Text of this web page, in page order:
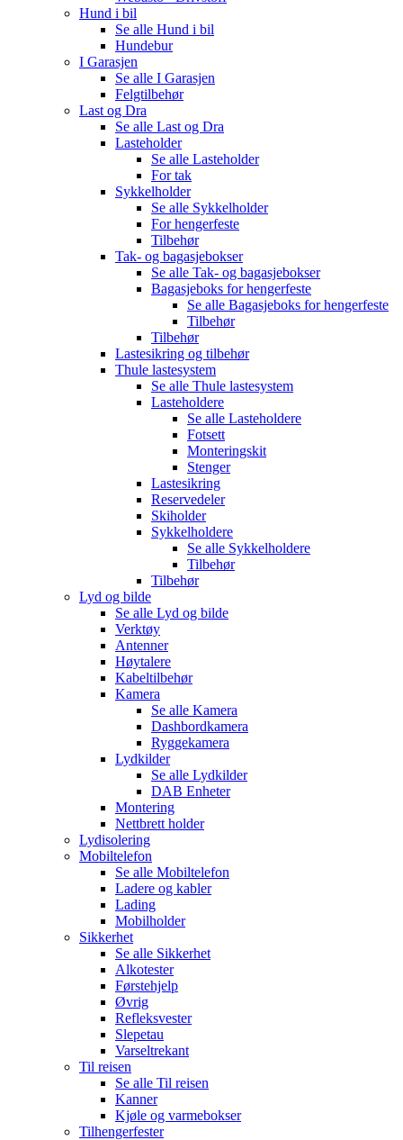
Hund i bil
Se alle Hund i bil
Hundebur
I Garasjen
Se alle I Garasjen
Felgtilbehør
Last og Dra
Se alle Last og Dra
Lasteholder
Se alle Lasteholder
For tak
Sykkelholder
Se alle Sykkelholder
For hengerfeste
Tilbehør
Tak- og bagasjebokser
Se alle Tak- og bagasjebokser
Bagasjeboks for hengerfeste
Se alle Bagasjeboks for hengerfeste
Tilbehør
Tilbehør
Lastesikring og tilbehør
Thule lastesystem
Se alle Thule lastesystem
Lasteholdere
Se alle Lasteholdere
Fotsett
Monteringskit
Stenger
Lastesikring
Reservedeler
Skiholder
Sykkelholdere
Se alle Sykkelholdere
Tilbehør
Tilbehør
Lyd og bilde
Se alle Lyd og bilde
Verktøy
Antenner
Høytalere
Kabeltilbehør
Kamera
Se alle Kamera
Dashbordkamera
Ryggekamera
Lydkilder
Se alle Lydkilder
DAB Enheter
Montering
Nettbrett holder
Lydisolering
Mobiltelefon
Se alle Mobiltelefon
Ladere og kabler
Lading
Mobilholder
Sikkerhet
Se alle Sikkerhet
Alkotester
Førstehjelp
Øvrig
Refleksvester
Slepetau
Varseltrekant
Til reisen
Se alle Til reisen
Kanner
Kjøle og varmebokser
Tilhengerfester